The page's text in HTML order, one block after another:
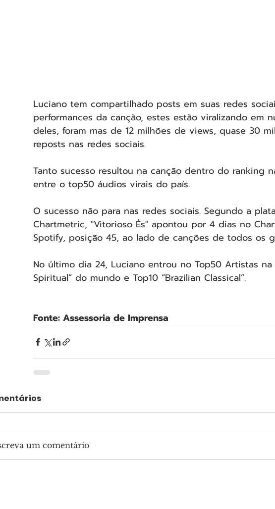
Luciano tem compartilhado posts em suas redes
performances da canção, estes estão viralizando em
deles, foram mas de 12 milhões de views, quase 30
reposts nas redes sociais.
Tanto sucesso resultou na canção dentro do ranking
entre o top50 áudios virais do país.
O sucesso não para nas redes sociais. Segundo a
Chartmetric, "Vitorioso És" apontou por 4 dias no
Spotify, posição 45, ao lado de canções de todos os
No último dia 24, Luciano entrou no Top50 Artistas
Spiritual” do mundo e Top10 “Brazilian Classical”.
Fonte: Assessoria de Imprensa
um comentário